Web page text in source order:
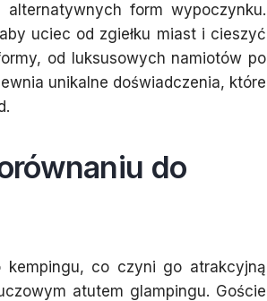
form wypoczynku.
uciec od zgiełku miast i cieszyć
od luksusowych namiotów po
unikalne doświadczenia, które
do
co czyni go atrakcyjną
atutem glampingu. Goście